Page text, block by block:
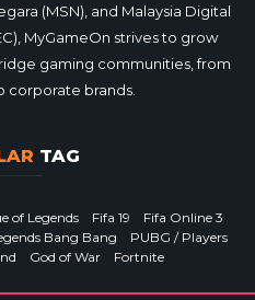
(MSN), and Malaysia Digital
MyGameOn strives to grow
gaming communities, from
corporate brands.
TAG
of Legends Fifa 19
Fifa Online 3
Bang Bang
PUBG / Players
God of War Fortnite